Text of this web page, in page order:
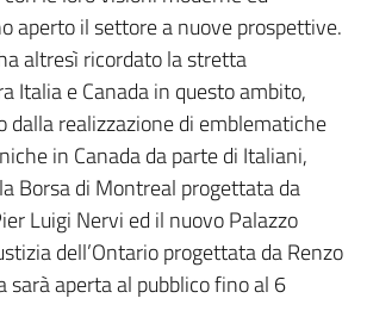
aperto il settore a nuove prospettive.
altresì ricordato la stretta
Italia e Canada in questo ambito,
dalla realizzazione di emblematiche
in Canada da parte di Italiani,
Borsa di Montreal progettata da
Luigi Nervi ed il nuovo Palazzo
dell’Ontario progettata da Renzo
sarà aperta al pubblico fino al 6